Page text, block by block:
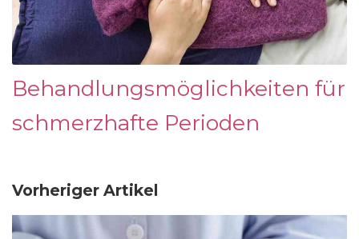
Behandlungsmöglichkeiten für
schmerzhafte Perioden
Vorheriger Artikel